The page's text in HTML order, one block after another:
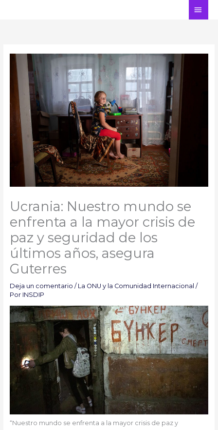
Ucrania: Nuestro mundo se
enfrenta a la mayor crisis de
paz y seguridad de los
últimos años, asegura
Guterres
Deja un comentario / La ONU y la Comunidad Internacional /
Por INSDIP
“Nuestro mundo se enfrenta a la mayor crisis de paz y